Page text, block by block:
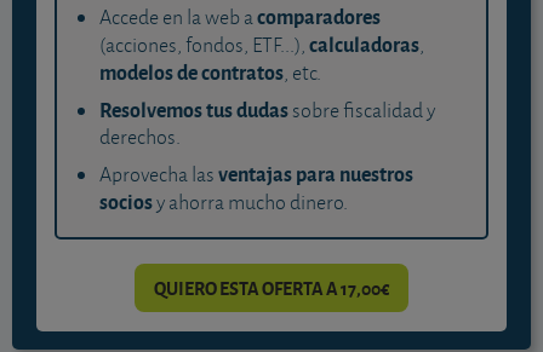
Accede en la web acomparadores
(acciones, fondos, ETF...),calculadoras,
modelos de contratos, etc.
Resolvemos tus dudassobre fiscalidad y
derechos.
Aprovecha lasventajas para nuestros
sociosy ahorra mucho dinero.
QUIERO ESTA OFERTA A 17,00€